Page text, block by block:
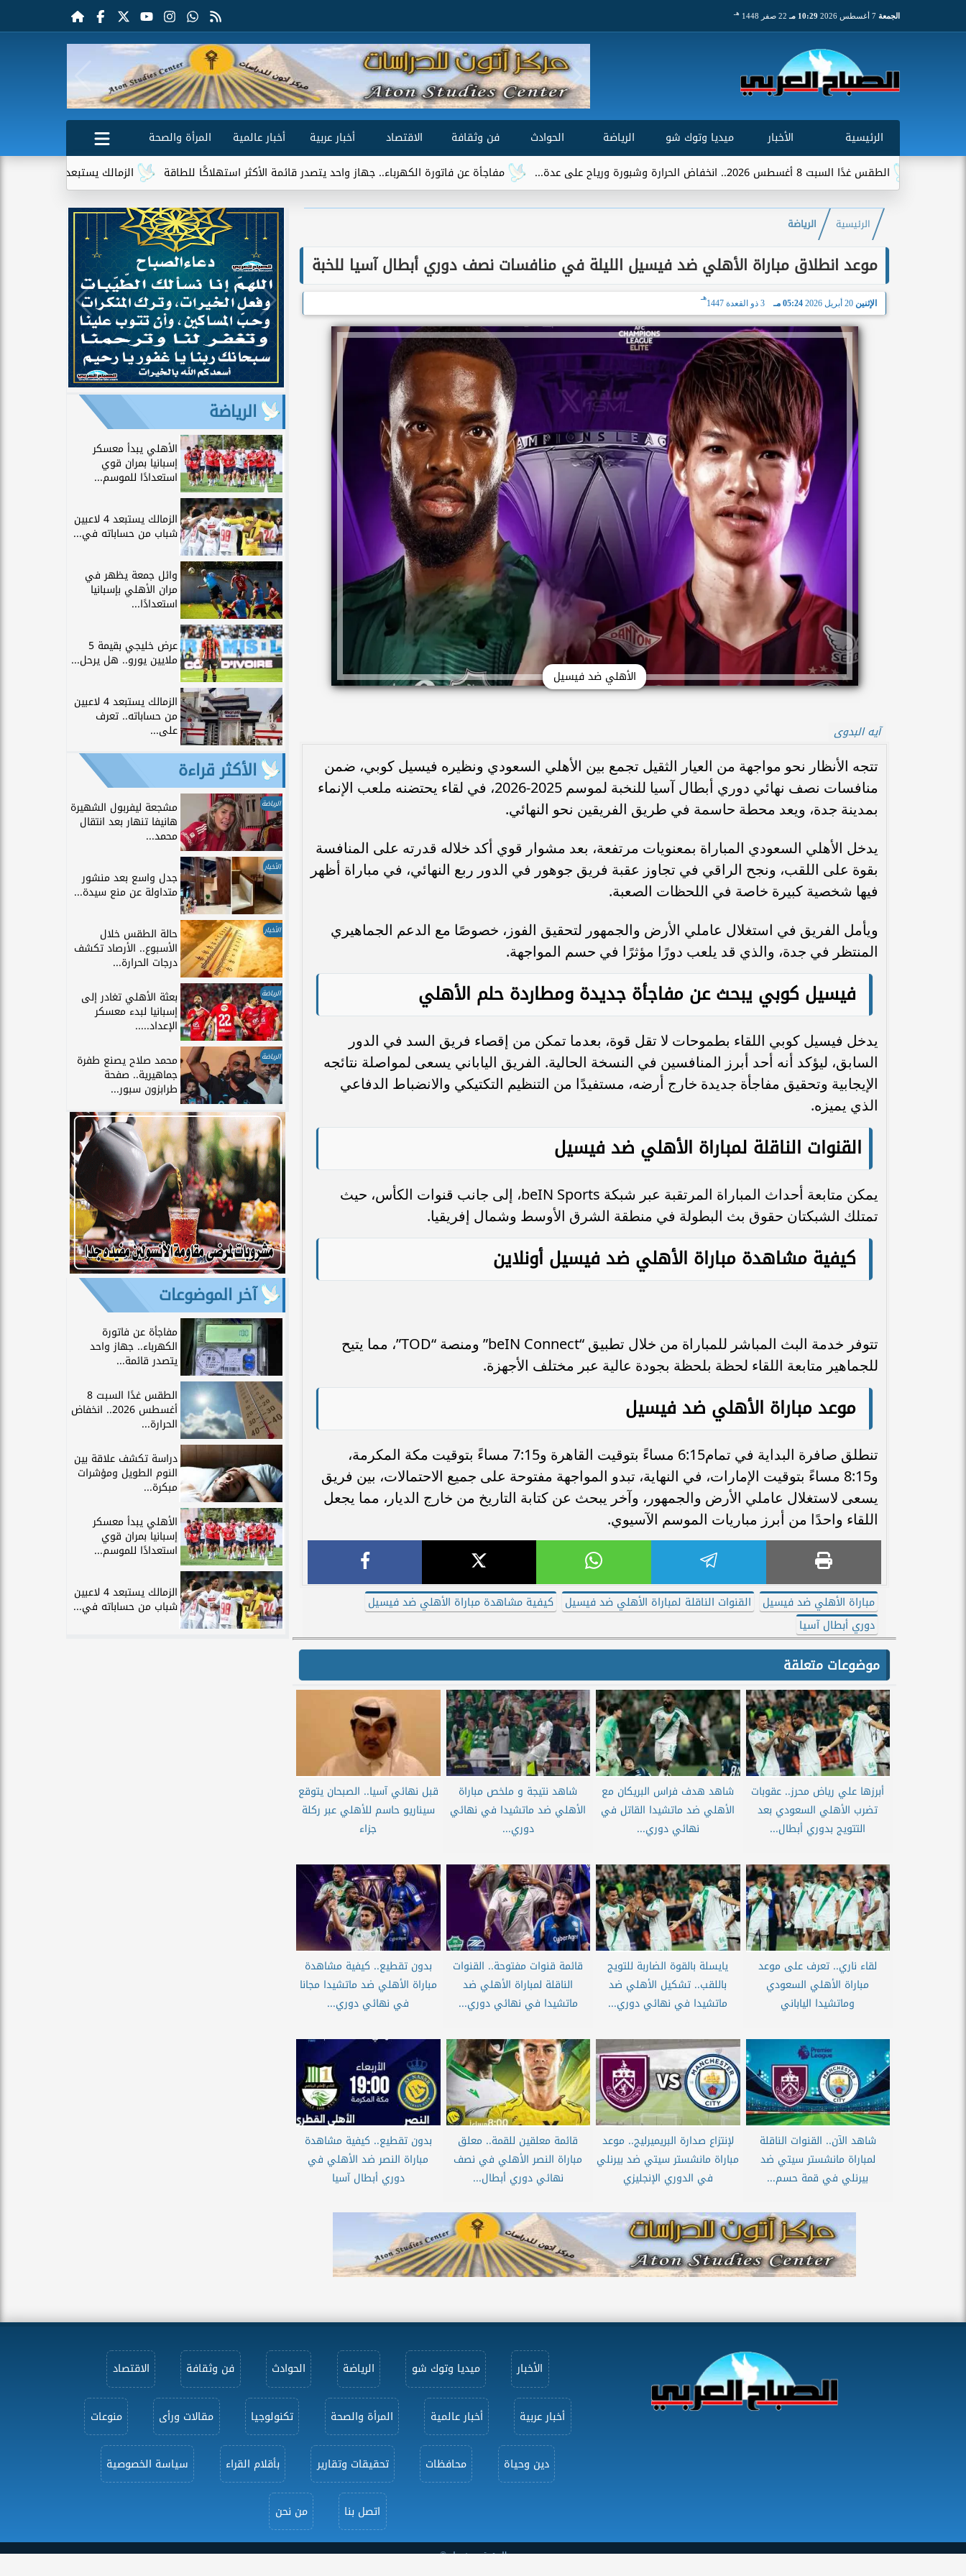
الجمعة 10:29 مـ 22 صفر 1448 هـ
الرئيسية الأخبار ميديا وتوك شو الرياضة الحوادث فن وثقافة الاقتصاد أخبار عربية أخبار عالمية
المرأة والصحة
الزمالك يستبعد 4 لاعبين شباب من حساباته في الموسم الجديد
مفاجأة عن فاتورة الكهرباء.. جهاز واحد يتصدر قائمة الأكثر استهلاكًا للطاقة الطقس غدًا السبت 8 أغسطس 2026.. انخفاض الحرارة وشبورة ورياح على عدة...
الرئيسية الرياضة
موعد انطلاق مباراة الأهلي ضد فيسيل الليلة في منافسات نصف دوري أبطال آسيا للخبة
الإثنين 20 أبريل 2026 05:24 مـ 3 ذو القعدة 1447
هـ
الأهلي ضد فيسيل
آيه البدوى
تتجه الأنظار نحو مواجهة من العيار الثقيل تجمع بين الأهلي السعودي ونظيره فيسيل كوبي، ضمن
منافسات نصف نهائي دوري أبطال آسيا للنخبة لموسم 2025-2026، في لقاء يحتضنه ملعب الإنماء
بمدينة جدة، ويعد محطة حاسمة في طريق الفريقين نحو النهائي.
يدخل الأهلي السعودي المباراة بمعنويات مرتفعة، بعد مشوار قوي أكد خلاله قدرته على المنافسة
بقوة على اللقب، ونجح الراقي في تجاوز عقبة فريق جوهور في الدور ربع النهائي، في مباراة أظهر
فيها شخصية كبيرة خاصة في اللحظات الصعبة.
ويأمل الفريق في استغلال عاملي الأرض والجمهور لتحقيق الفوز، خصوصًا مع الدعم الجماهيري
المنتظر في جدة، والذي قد يلعب دورًا مؤثرًا في حسم المواجهة.
فيسيل كوبي يبحث عن مفاجأة جديدة ومطاردة حلم الأهلي
يدخل فيسيل كوبي اللقاء بطموحات لا تقل قوة، بعدما تمكن من إقصاء فريق السد في الدور
السابق، ليؤكد أنه أحد أبرز المنافسين في النسخة الحالية. الفريق الياباني يسعى لمواصلة نتائجه
الإيجابية وتحقيق مفاجأة جديدة خارج أرضه، مستفيدًا من التنظيم التكتيكي والانضباط الدفاعي
الذي يميزه.
القنوات الناقلة لمباراة الأهلي ضد فيسيل
يمكن متابعة أحداث المباراة المرتقبة عبر شبكة beIN Sports، إلى جانب قنوات الكأس، حيث
تمتلك الشبكتان حقوق بث البطولة في منطقة الشرق الأوسط وشمال إفريقيا.
كيفية مشاهدة مباراة الأهلي ضد فيسيل أونلاين
تتوفر خدمة البث المباشر للمباراة من خلال تطبيق “beIN Connect” ومنصة “TOD”، مما يتيح
للجماهير متابعة اللقاء لحظة بلحظة بجودة عالية عبر مختلف الأجهزة.
موعد مباراة الأهلي ضد فيسيل
تنطلق صافرة البداية في تمام6:15 مساءً بتوقيت القاهرة و7:15 مساءً بتوقيت مكة المكرمة،
و8:15 مساءً بتوقيت الإمارات، في النهاية، تبدو المواجهة مفتوحة على جميع الاحتمالات، بين فريق
يسعى لاستغلال عاملي الأرض والجمهور، وآخر يبحث عن كتابة التاريخ من خارج الديار، مما يجعل
اللقاء واحدًا من أبرز مباريات الموسم الآسيوي.
مباراة الأهلي ضد فيسيل القنوات الناقلة لمباراة الأهلي ضد فيسيل
كيفية مشاهدة مباراة الأهلي ضد فيسيل
دوري أبطال آسيا
موضوعات متعلقة
أبرزها علي رياض محرز.. عقوبات
تضرب الأهلي السعودي بعد
التتويج بدوري أبطال...
شاهد هدف فراس البريكان مع
الأهلي ضد ماتشيدا القاتل في
نهائي دوري...
شاهد نتيجة و ملخص مباراة
الأهلي ضد ماتشيدا في نهائي
دوري...
قبل نهائي آسيا.. الصبحان يتوقع
سيناريو حاسم للأهلي عبر ركلة
جزاء
لقاء ناري.. تعرف على موعد
مباراة الأهلي السعودي
وماتشيدا الياباني
يايسلة بالقوة الضاربة للتويج
باللقب.. تشكيل الأهلي ضد
ماتشيدا في نهائي دوري...
قائمة قنوات مفتوحة.. القنوات
الناقلة لمباراة الأهلي ضد
ماتشيدا في نهائي دوري...
بدون تقطيع.. كيفية مشاهدة
مباراة الأهلي ضد ماتشيدا مجانا
في نهائي دوري...
شاهد الآن.. القنوات الناقلة
لمباراة مانشستر سيتي ضد
بيرنلي في قمة حسم...
لإنتزاع صدارة البريميرليج.. موعد
مباراة مانشستر سيتي ضد بيرنلي
في الدوري الإنجليزي
قائمة معلقين للقمة.. معلق
مباراة النصر الأهلي في نصف
نهائي دوري أبطال...
بدون تقطيع.. كيفية مشاهدة
مباراة النصر ضد الأهلي في
دوري أبطال آسيا
الرياضة
الأهلي يبدأ معسكر
إسبانيا بمران قوي
استعدادًا للموسم...
الزمالك يستبعد 4 لاعبين
شباب من حساباته في...
وائل جمعة يظهر في
مران الأهلي بإسبانيا
استعدادًا...
عرض خليجي بقيمة 5
ملايين يورو.. هل يرحل...
الزمالك يستبعد 4 لاعبين
من حساباته.. تعرف
على...
الأكثر قراءة
الرياضة مشجعة ليفربول الشهيرة
هانيفا تنهار بعد انتقال
محمد...
الأخبار
جدل واسع بعد منشور
متداولة عن منع سيدة...
الأخبار حالة الطقس خلال
الأسبوع.. الأرصاد تكشف
درجات الحرارة...
الرياضة بعثة الأهلي تغادر إلى
إسبانيا لبدء معسكر
الإعداد.....
الرياضة محمد صلاح يصنع طفرة
جماهيرية.. صفحة
طرابزون سبور...
آخر الموضوعات
مفاجأة عن فاتورة
الكهرباء.. جهاز واحد
يتصدر قائمة...
الطقس غدًا السبت 8
أغسطس 2026.. انخفاض
الحرارة...
دراسة تكشف علاقة بين
النوم الطويل ومؤشرات
مبكرة...
الأهلي يبدأ معسكر
إسبانيا بمران قوي
استعدادًا للموسم...
الزمالك يستبعد 4 لاعبين
شباب من حساباته في...
الأخبار ميديا وتوك شو الرياضة الحوادث فن وثقافة الاقتصاد
أخبار عربية أخبار عالمية المرأة والصحة تكنولوجيا مقالات ورأى منوعات
دين وحياة محافظات تحقيقات وتقارير بأقلام القراء سياسة الخصوصية
اتصل بنا من نحن
جميع الحقوق محفوظة ©